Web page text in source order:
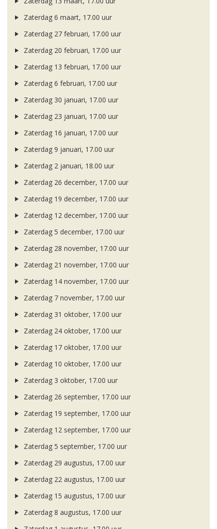
Zaterdag 6 maart, 17.00 uur
Zaterdag 27 februari, 17.00 uur
Zaterdag 20 februari, 17.00 uur
Zaterdag 13 februari, 17.00 uur
Zaterdag 6 februari, 17.00 uur
Zaterdag 30 januari, 17.00 uur
Zaterdag 23 januari, 17.00 uur
Zaterdag 16 januari, 17.00 uur
Zaterdag 9 januari, 17.00 uur
Zaterdag 2 januari, 18.00 uur
Zaterdag 26 december, 17.00 uur
Zaterdag 19 december, 17.00 uur
Zaterdag 12 december, 17.00 uur
Zaterdag 5 december, 17.00 uur
Zaterdag 28 november, 17.00 uur
Zaterdag 21 november, 17.00 uur
Zaterdag 14 november, 17.00 uur
Zaterdag 7 november, 17.00 uur
Zaterdag 31 oktober, 17.00 uur
Zaterdag 24 oktober, 17.00 uur
Zaterdag 17 oktober, 17.00 uur
Zaterdag 10 oktober, 17.00 uur
Zaterdag 3 oktober, 17.00 uur
Zaterdag 26 september, 17.00 uur
Zaterdag 19 september, 17.00 uur
Zaterdag 12 september, 17.00 uur
Zaterdag 5 september, 17.00 uur
Zaterdag 29 augustus, 17.00 uur
Zaterdag 22 augustus, 17.00 uur
Zaterdag 15 augustus, 17.00 uur
Zaterdag 8 augustus, 17.00 uur